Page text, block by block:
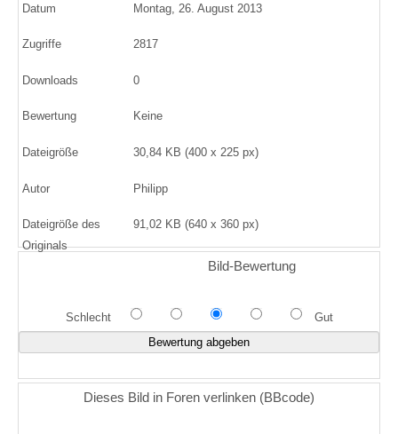
Datum Montag, 26. August 2013
Zugriffe 2817
Downloads 0
Bewertung Keine
Dateigröße 30,84 KB (400 x 225 px)
Autor Philipp
Dateigröße des
Originals
91,02 KB (640 x 360 px)
Bild-Bewertung
Schlecht Gut
Dieses Bild in Foren verlinken (BBcode)